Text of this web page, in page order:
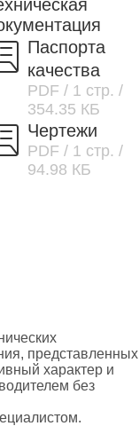
Паспорта
качества
PDF / 1 стр. /
354.35 КБ
Чертежи
PDF / 1 стр. /
94.98 КБ
представленных
характер и
без